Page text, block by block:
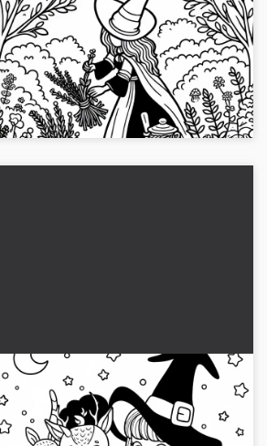
Heksen plukker urter i en
fortryllet have: Malebog til
download (Gratis)
Oplev en heks' magi i en fortryllet have
med krydderurter. Download nu gratis og
farvelæg!...
Heksen laver en trylledrik med
magiske dyr og væsener: Gratis
malebog
Fordyb dig i den magiske verden!